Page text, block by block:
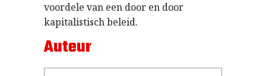
voordele van een door en door
kapitalistisch beleid.
Auteur